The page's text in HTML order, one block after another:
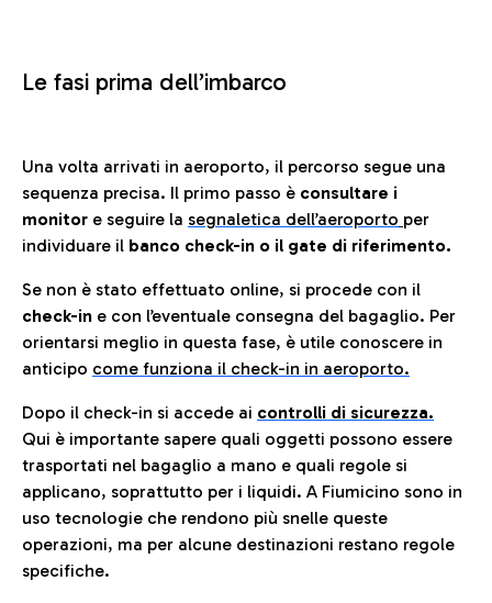
Le fasi prima dell’imbarco
Una volta arrivati in aeroporto, il percorso segue una
sequenza precisa. Il primo passo è consultare i
monitor e seguire la segnaletica dell’aeroporto per
individuare il banco check-in o il gate di riferimento.
Se non è stato effettuato online, si procede con il
check-in e con l’eventuale consegna del bagaglio. Per
orientarsi meglio in questa fase, è utile conoscere in
anticipo come funziona il check-in in aeroporto.
Dopo il check-in si accede ai controlli di sicurezza.
Qui è importante sapere quali oggetti possono essere
trasportati nel bagaglio a mano e quali regole si
applicano, soprattutto per i liquidi. A Fiumicino sono in
uso tecnologie che rendono più snelle queste
operazioni, ma per alcune destinazioni restano regole
specifiche.